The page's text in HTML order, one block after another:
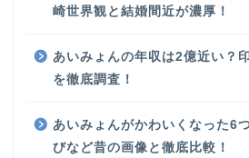
崎世界観と結婚間近が濃厚！
あいみょんの年収は2億近い？
を徹底調査！
あいみょんがかわいくなった6
びなど昔の画像と徹底比較！